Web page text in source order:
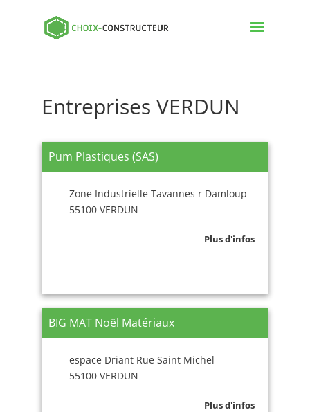
Entreprises VERDUN
Pum Plastiques (SAS)
Zone Industrielle Tavannes r Damloup
55100 VERDUN
Plus d'infos
BIG MAT Noël Matériaux
espace Driant Rue Saint Michel
55100 VERDUN
Plus d'infos